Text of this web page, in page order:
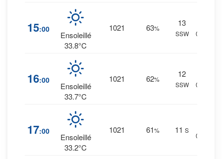
15:00
Ensoleillé
33.8°C
1021 63%
13
SSW
0 mm.
16:00
Ensoleillé
33.7°C
1021 62%
12
SSW
0 mm.
17:00
Ensoleillé
33.2°C
1021 61% 11 S
0 mm.